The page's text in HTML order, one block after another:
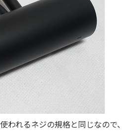
れるネジの規格と同じなので、